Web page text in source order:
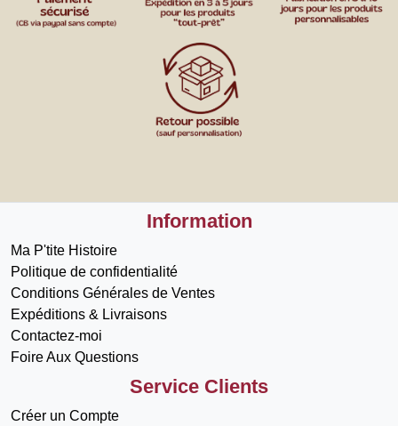
Information
Ma P'tite Histoire
Politique de confidentialité
Conditions Générales de Ventes
Expéditions & Livraisons
Contactez-moi
Foire Aux Questions
Service Clients
Créer un Compte